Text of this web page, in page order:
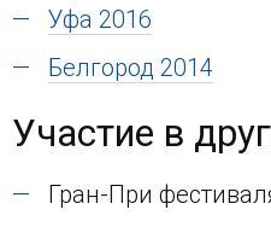
Уфа 2016
Белгород 2014
Участие в
Гран-При